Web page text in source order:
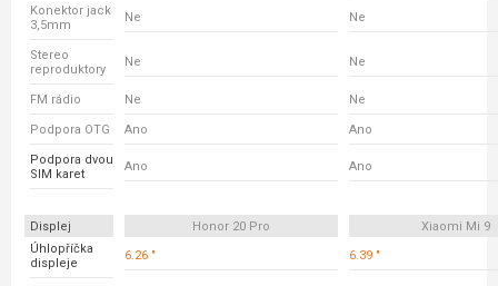
Konektor jack
3,5mm
Ne Ne
Stereo
reproduktory
Ne Ne
FM rádio Ne Ne
Podpora OTG Ano Ano
Podpora dvou
SIM karet
Ano Ano
Displej Honor 20 Pro
Xiaomi Mi 9
Úhlopříčka
displeje
6.26 " 6.39 "